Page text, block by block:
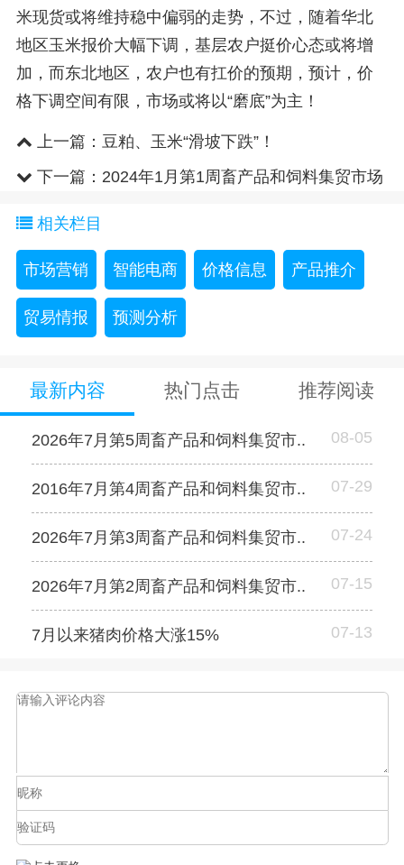
米现货或将维持稳中偏弱的走势，不过，随着华北
地区玉米报价大幅下调，基层农户挺价心态或将增
加，而东北地区，农户也有扛价的预期，预计，价
格下调空间有限，市场或将以“磨底”为主！
上一篇： 豆粕、玉米“滑坡下跌”！
下一篇： 2024年1月第1周畜产品和饲料集贸市场
相关栏目
市场营销 智能电商 价格信息 产品推介
贸易情报 预测分析
最新内容 热门点击 推荐阅读
2026年7月第5周畜产品和饲料集贸市.. 08-05
2016年7月第4周畜产品和饲料集贸市.. 07-29
2026年7月第3周畜产品和饲料集贸市.. 07-24
2026年7月第2周畜产品和饲料集贸市.. 07-15
7月以来猪肉价格大涨15% 07-13